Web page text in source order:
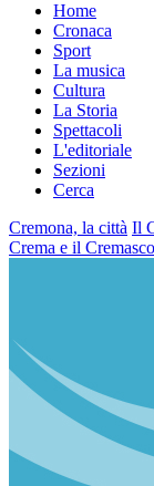
Home
Cronaca
Sport
La musica
Cultura
La Storia
Spettacoli
L'editoriale
Sezioni
Cerca
Cremona, la città Il
Crema e il Cremasco